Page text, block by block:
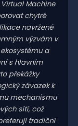
Machine
chytré
navržené
výzvám v
a
s hlavním
překážky
závazek k
mechanismu
sítí, což
tradiční